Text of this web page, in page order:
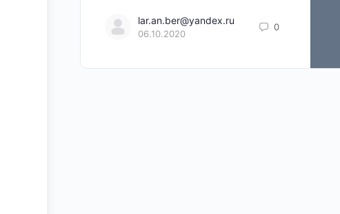
lar.an.ber@yandex.ru
06.10.2020
0